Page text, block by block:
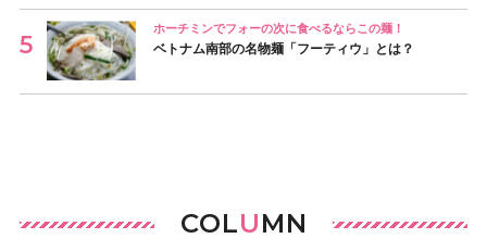
ホーチミンでフォーの次に食べるならこの麺！
ベトナム南部の名物麺「フーティウ」とは？
COLUMN